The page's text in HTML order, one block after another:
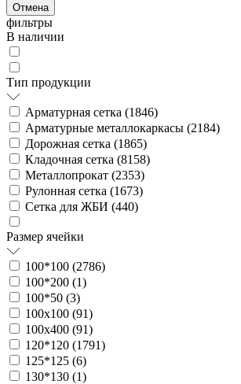
Отмена
фильтры
В наличии
Тип продукции
Арматурная сетка (1846)
Арматурные металлокаркасы (2184)
Дорожная сетка (1865)
Кладочная сетка (8158)
Металлопрокат (2353)
Рулонная сетка (1673)
Сетка для ЖБИ (440)
Размер ячейки
100*100 (2786)
100*200 (1)
100*50 (3)
100х100 (91)
100х400 (91)
120*120 (1791)
125*125 (6)
130*130 (1)